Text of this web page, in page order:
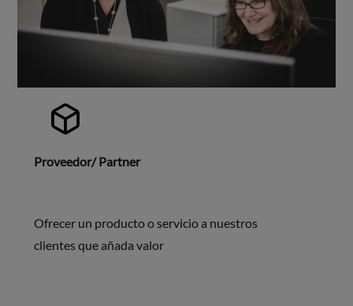
Proveedor/ Partner
Ofrecer un producto o servicio a nuestros
clientes que añada valor